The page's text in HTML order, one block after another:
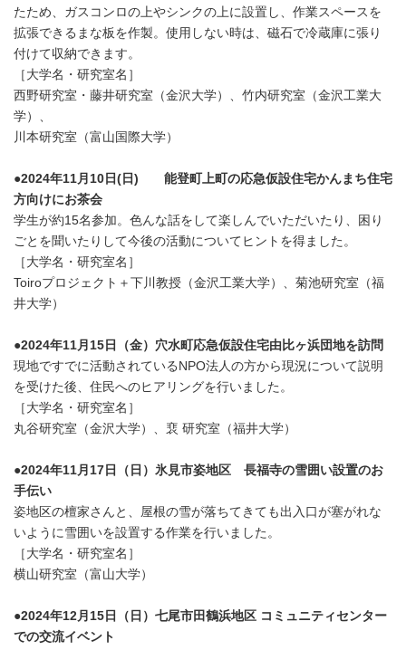
たため、ガスコンロの上やシンクの上に設置し、作業スペースを
拡張できるまな板を作製。使用しない時は、磁石で冷蔵庫に張り
付けて収納できます。
［大学名・研究室名］
西野研究室・藤井研究室（金沢大学）、竹内研究室（金沢工業大
学）、
川本研究室（富山国際大学）
●2024年11月10日(日) 能登町上町の応急仮設住宅かんまち住宅
方向けにお茶会
学生が約15名参加。色んな話をして楽しんでいただいたり、困り
ごとを聞いたりして今後の活動についてヒントを得ました。
［大学名・研究室名］
Toiroプロジェクト＋下川教授（金沢工業大学）、菊池研究室（福
井大学）
●2024年11月15日（金）穴水町応急仮設住宅由比ヶ浜団地を訪問
現地ですでに活動されているNPO法人の方から現況について説明
を受けた後、住民へのヒアリングを行いました。
［大学名・研究室名］
丸谷研究室（金沢大学）、裵 研究室（福井大学）
●2024年11月17日（日）氷見市姿地区 長福寺の雪囲い設置のお
手伝い
姿地区の檀家さんと、屋根の雪が落ちてきても出入口が塞がれな
いように雪囲いを設置する作業を行いました。
［大学名・研究室名］
横山研究室（富山大学）
●2024年12月15日（日）七尾市田鶴浜地区 コミュニティセンター
での交流イベント